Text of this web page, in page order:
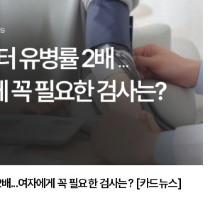
...여자에게 꼭 필요한 검사는? [카드뉴스]